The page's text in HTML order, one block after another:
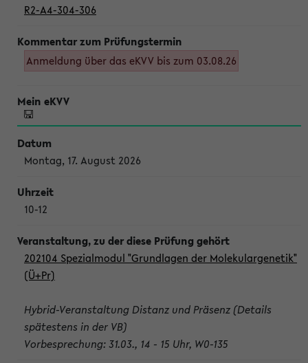
R2-A4-304-306
Anmeldung über das eKVV bis zum 03.08.26
Montag, 17. August 2026
10-12
202104 Spezialmodul "Grundlagen der Molekulargenetik"
(Ü+Pr)
Hybrid-Veranstaltung Distanz und Präsenz (Details
spätestens in der VB)
Vorbesprechung: 31.03., 14 - 15 Uhr, W0-135